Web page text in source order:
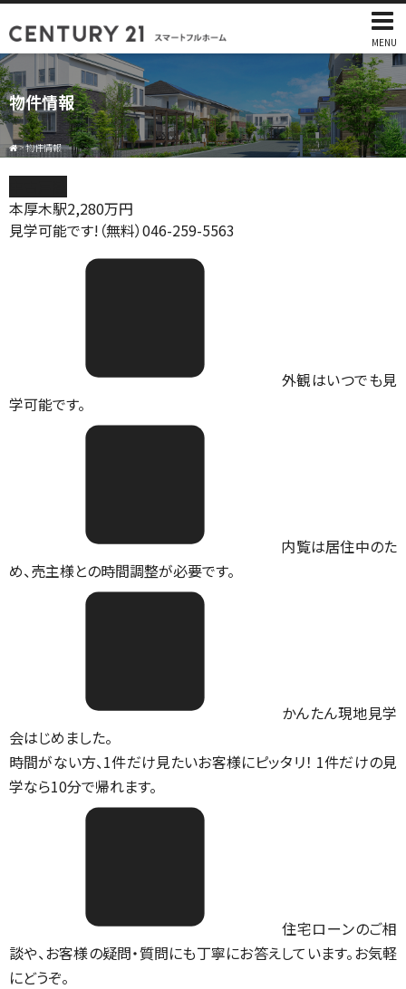
MENU
物件情報
>物件情報
本厚木駅2,280万円
見学可能です!（無料）046-259-5563
外観はいつでも見
学可能です。
内覧は居住中のた
め、売主様との時間調整が必要です。
かんたん現地見学
会はじめました。
時間がない方、1件だけ見たいお客様にピッタリ！ 1件だけの見
学なら10分で帰れます。
住宅ローンのご相
談や、お客様の疑問・質問にも丁寧にお答えしています。お気軽
にどうぞ。